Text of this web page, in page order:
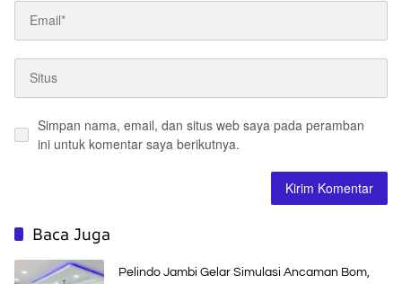
Simpan nama, email, dan situs web saya pada peramban
ini untuk komentar saya berikutnya.
Baca Juga
Pelindo Jambi Gelar Simulasi Ancaman Bom,